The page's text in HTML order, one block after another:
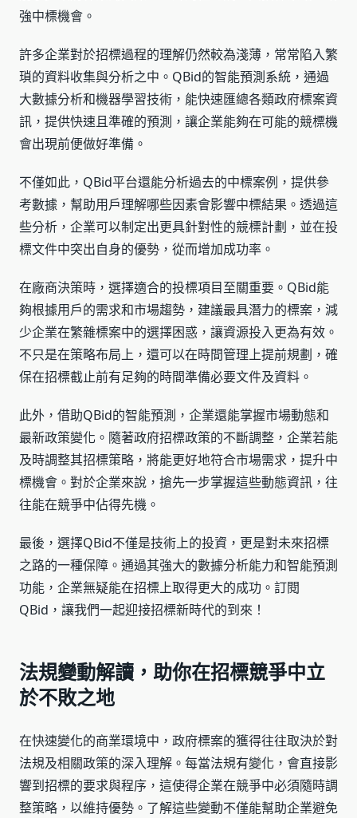
強中標機會。
許多企業對於招標過程的理解仍然較為淺薄，常常陷入繁
瑣的資料收集與分析之中。QBid的智能預測系統，通過
大數據分析和機器學習技術，能快速匯總各類政府標案資
訊，提供快速且準確的預測，讓企業能夠在可能的競標機
會出現前便做好準備。
不僅如此，QBid平台還能分析過去的中標案例，提供參
考數據，幫助用戶理解哪些因素會影響中標結果。透過這
些分析，企業可以制定出更具針對性的競標計劃，並在投
標文件中突出自身的優勢，從而增加成功率。
在廠商決策時，選擇適合的投標項目至關重要。QBid能
夠根據用戶的需求和市場趨勢，建議最具潛力的標案，減
少企業在繁雜標案中的選擇困惑，讓資源投入更為有效。
不只是在策略布局上，還可以在時間管理上提前規劃，確
保在招標截止前有足夠的時間準備必要文件及資料。
此外，借助QBid的智能預測，企業還能掌握市場動態和
最新政策變化。隨著政府招標政策的不斷調整，企業若能
及時調整其招標策略，將能更好地符合市場需求，提升中
標機會。對於企業來說，搶先一步掌握這些動態資訊，往
往能在競爭中佔得先機。
最後，選擇QBid不僅是技術上的投資，更是對未來招標
之路的一種保障。通過其強大的數據分析能力和智能預測
功能，企業無疑能在招標上取得更大的成功。訂閱
QBid，讓我們一起迎接招標新時代的到來！
法規變動解讀，助你在招標競爭中立
於不敗之地
在快速變化的商業環境中，政府標案的獲得往往取決於對
法規及相關政策的深入理解。每當法規有變化，會直接影
響到招標的要求與程序，這使得企業在競爭中必須隨時調
整策略，以維持優勢。了解這些變動不僅能幫助企業避免